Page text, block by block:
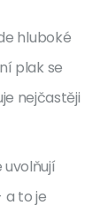
hluboké
plak se
nejčastěji
a to je